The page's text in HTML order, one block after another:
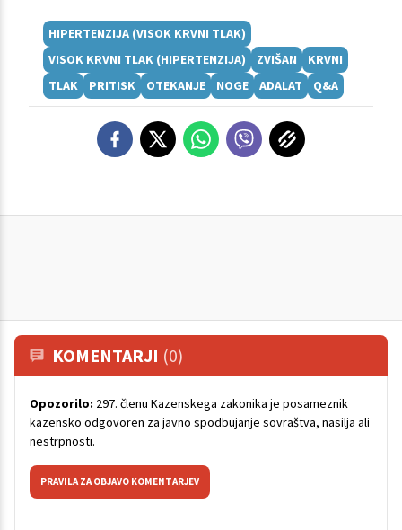
HIPERTENZIJA (VISOK KRVNI TLAK)
VISOK KRVNI TLAK (HIPERTENZIJA)
ZVIŠAN
KRVNI
TLAK
PRITISK OTEKANJE NOGE ADALAT Q&A
KOMENTARJI (0)
Opozorilo: 297. členu Kazenskega zakonika je posameznik
kazensko odgovoren za javno spodbujanje sovraštva, nasilja ali
nestrpnosti.
PRAVILA ZA OBJAVO KOMENTARJEV